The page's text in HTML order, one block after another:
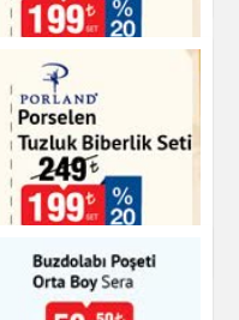
Porland Porselen
Tuzluk Biberlik Seti